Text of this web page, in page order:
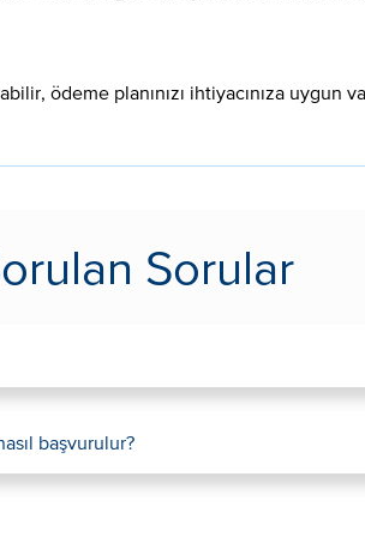
ödeme planınızı ihtiyacınıza uygun
Sorular
başvurulur?